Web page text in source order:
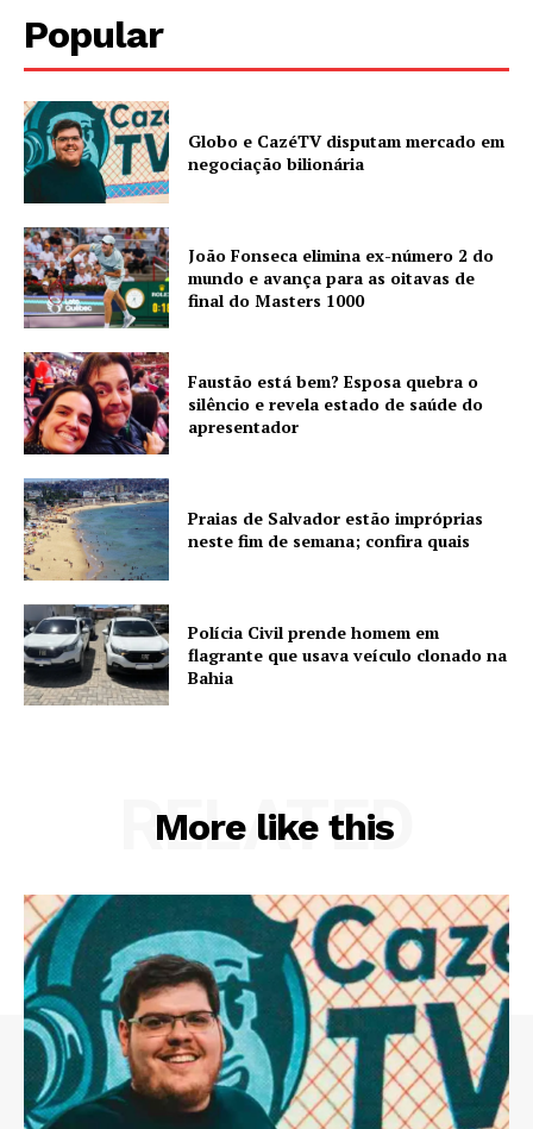
Popular
Globo e CazéTV disputam mercado em
negociação bilionária
João Fonseca elimina ex-número 2 do
mundo e avança para as oitavas de
final do Masters 1000
Faustão está bem? Esposa quebra o
silêncio e revela estado de saúde do
apresentador
Praias de Salvador estão impróprias
neste fim de semana; confira quais
Polícia Civil prende homem em
flagrante que usava veículo clonado na
Bahia
More like this
RELATED